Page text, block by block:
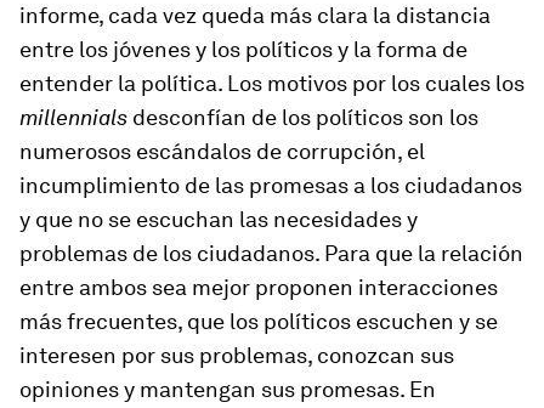
informe, cada vez queda más clara la distancia
entre los jóvenes y los políticos y la forma de
entender la política. Los motivos por los cuales los
millennials desconfían de los políticos son los
numerosos escándalos de corrupción, el
incumplimiento de las promesas a los ciudadanos
y que no se escuchan las necesidades y
problemas de los ciudadanos. Para que la relación
entre ambos sea mejor proponen interacciones
más frecuentes, que los políticos escuchen y se
interesen por sus problemas, conozcan sus
opiniones y mantengan sus promesas. En